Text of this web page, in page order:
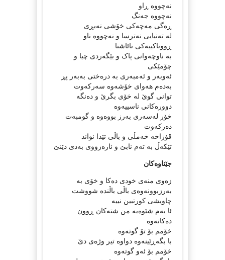
نەچووە ڕاو
نەچووە جەنگ
ڕەگی مەچەکی خۆشی نەبڕی
لە تەنیایی نەترسا و نه‌چووه‌ ناو
ڕووناكییه‌كی نائاشنا
بە ناوچەوانی پاک و بێگەردی چیا و
چۆمێکی
ئەوبەر و ئەمبەری بە درەختی بەبەر پڕ
به‌ده‌م هه‌وای خۆشه‌وه‌ سه‌ركه‌وت
توانی گوێ لە خۆی بگرێ و دەنگە
دوورەکانی ناسییەوە
خۆر لەسەری بەرز بووەوە و گومبه‌ت
ده‌ركه‌وت
قۆزاخە خەمڵی و باڵی تێدا نواند
تێکەڵ بە تەم نابێ و ئارەزووی بەدی دێنێ
جێناوەکان
زەوی منەی خودی دەکا و خۆی بە
به‌رزبوونه‌وه‌ی باڵی باڵنده‌ شووشت
چاویشی کورتبین نییە
ئا بەم شێوەیە من شتەکان ڕوون
دەکاتەوە
خۆمم بۆ تۆ گوتەوە
با بگەڕێینەوە دواوە تیر وژەی دێ
خۆمم بۆ ئەو گوتەوە